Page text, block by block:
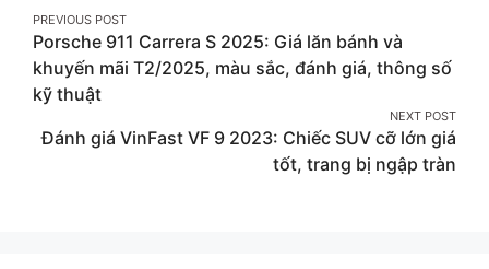
Post
navigation
PREVIOUS POST
Porsche 911 Carrera S 2025: Giá lăn bánh và
khuyến mãi T2/2025, màu sắc, đánh giá, thông số
kỹ thuật
NEXT POST
Đánh giá VinFast VF 9 2023: Chiếc SUV cỡ lớn giá
tốt, trang bị ngập tràn